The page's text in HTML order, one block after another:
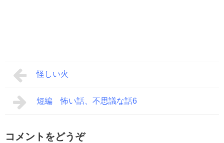
怪しい火
短編 怖い話、不思議な話6
コメントをどうぞ